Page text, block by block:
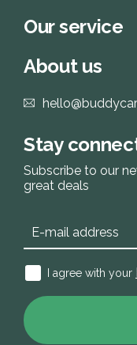
Our service
About us
Stay
Subscribe to our
great deals
I agree with your